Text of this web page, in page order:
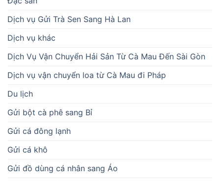
Dịch vụ Gửi Trà Sen Sang Hà Lan
Dịch vụ khác
Dịch Vụ Vận Chuyển Hải Sản Từ Cà Mau Đến Sài Gòn
Dịch vụ vận chuyển loa từ Cà Mau đi Pháp
Du lịch
Gửi bột cà phê sang Bỉ
Gửi cá đông lạnh
Gửi cá khô
Gửi đồ dùng cá nhân sang Áo